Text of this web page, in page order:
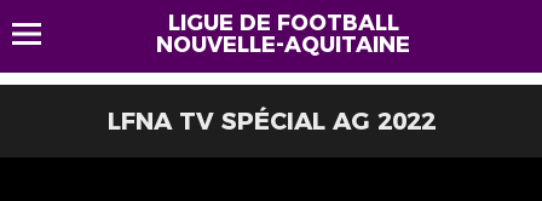
LIGUE DE FOOTBALL
NOUVELLE-AQUITAINE
LFNA TV SPÉCIAL AG 2022